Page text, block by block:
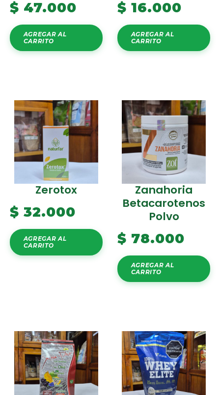
$ 47.000
AGREGAR AL
CARRITO
$ 16.000
AGREGAR AL
CARRITO
Zerotox
$ 32.000
AGREGAR AL
CARRITO
Zanahoria
Betacarotenos
Polvo
$ 78.000
AGREGAR AL
CARRITO